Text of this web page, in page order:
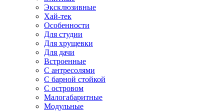
Эксклюзивные
Хай-тек
Особенности
Для студии
Для хрущевки
Для дачи
Встроенные
С антресолями
С барной стойкой
С островом
Малогабаритные
Модульные